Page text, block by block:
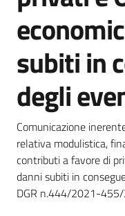
subiti in
degli
Comunicazione
relativa modulistica,
contributi a favore di
danni subiti in
DGR n.444/2021-